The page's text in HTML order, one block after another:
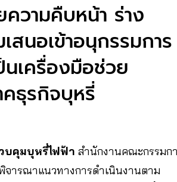
วามคืบหน้า ร่าง
สนอเข้าอนุกรรมการ
เครื่องมือช่วย
ธุรกิจบุหรี่
บคุมบุหรี่ไฟฟ้า สำนักงานคณะกรรมก
จารณาแนวทางการดำเนินงานตาม